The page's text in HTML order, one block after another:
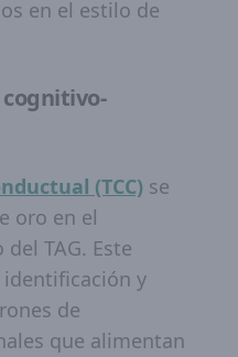
en el estilo de
(TCC) se
oro en el
TAG. Este
identificación y
de
que alimentan